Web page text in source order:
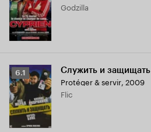
Godzilla
Рейтинг
Кинопоиска
6.1
6.1 Служить и защищать
Protéger & servir, 2009
Flic